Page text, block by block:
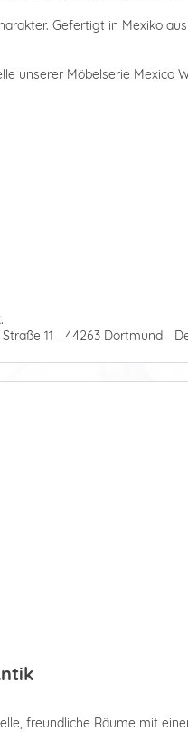
Gefertigt in Mexiko
unserer Möbelserie Mexico
11 - 44263 Dortmund -
freundliche Räume mit